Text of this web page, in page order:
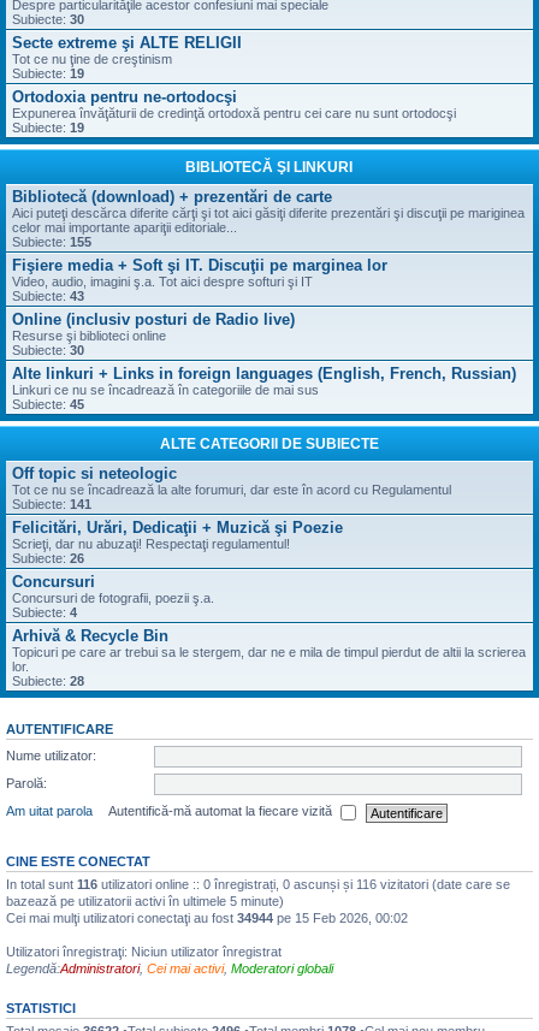
Despre particularităţile acestor confesiuni mai speciale
Subiecte: 30
Secte extreme şi ALTE RELIGII
Tot ce nu ţine de creştinism
Subiecte: 19
Ortodoxia pentru ne-ortodocşi
Expunerea învăţăturii de credinţă ortodoxă pentru cei care nu sunt ortodocşi
Subiecte: 19
BIBLIOTECĂ ŞI LINKURI
Bibliotecă (download) + prezentări de carte
Aici puteţi descărca diferite cărţi şi tot aici găsiţi diferite prezentări şi discuţii pe mariginea
celor mai importante apariţii editoriale...
Subiecte: 155
Fişiere media + Soft şi IT. Discuţii pe marginea lor
Video, audio, imagini ş.a. Tot aici despre softuri şi IT
Subiecte: 43
Online (inclusiv posturi de Radio live)
Resurse şi biblioteci online
Subiecte: 30
Alte linkuri + Links in foreign languages (English, French, Russian)
Linkuri ce nu se încadrează în categoriile de mai sus
Subiecte: 45
ALTE CATEGORII DE SUBIECTE
Off topic si neteologic
Tot ce nu se încadrează la alte forumuri, dar este în acord cu Regulamentul
Subiecte: 141
Felicitări, Urări, Dedicaţii + Muzică şi Poezie
Scrieţi, dar nu abuzaţi! Respectaţi regulamentul!
Subiecte: 26
Concursuri
Concursuri de fotografii, poezii ş.a.
Subiecte: 4
Arhivă & Recycle Bin
Topicuri pe care ar trebui sa le stergem, dar ne e mila de timpul pierdut de altii la scrierea
lor.
Subiecte: 28
AUTENTIFICARE
Nume utilizator:
Parolă:
Am uitat parola
Autentifică-mă automat la fiecare vizită
CINE ESTE CONECTAT
In total sunt 116 utilizatori online :: 0 înregistrați, 0 ascunși și 116 vizitatori (date care se
bazează pe utilizatorii activi în ultimele 5 minute)
Cei mai mulţi utilizatori conectaţi au fost 34944 pe 15 Feb 2026, 00:02
Utilizatori înregistraţi: Niciun utilizator înregistrat
Legendă:Administratori, Cei mai activi, Moderatori globali
STATISTICI